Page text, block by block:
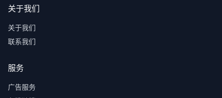
关于我们
关于我们
联系我们
服务
广告服务